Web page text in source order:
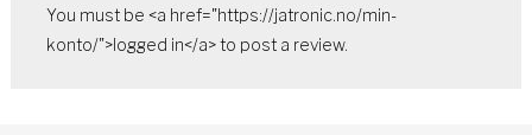
You must be <a href="https://jatronic.no/min-
konto/">logged in</a> to post a review.